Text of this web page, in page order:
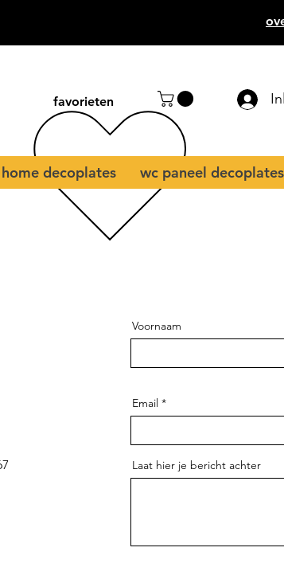
favorieten
decoplates wc paneel decoplates
Voornaam
Email
Laat hier je bericht achter